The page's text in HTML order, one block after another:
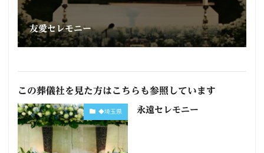
友愛セレモニー
この葬儀社を見た方はこちらも参照しています
◆埼玉県 永遠セレモニー